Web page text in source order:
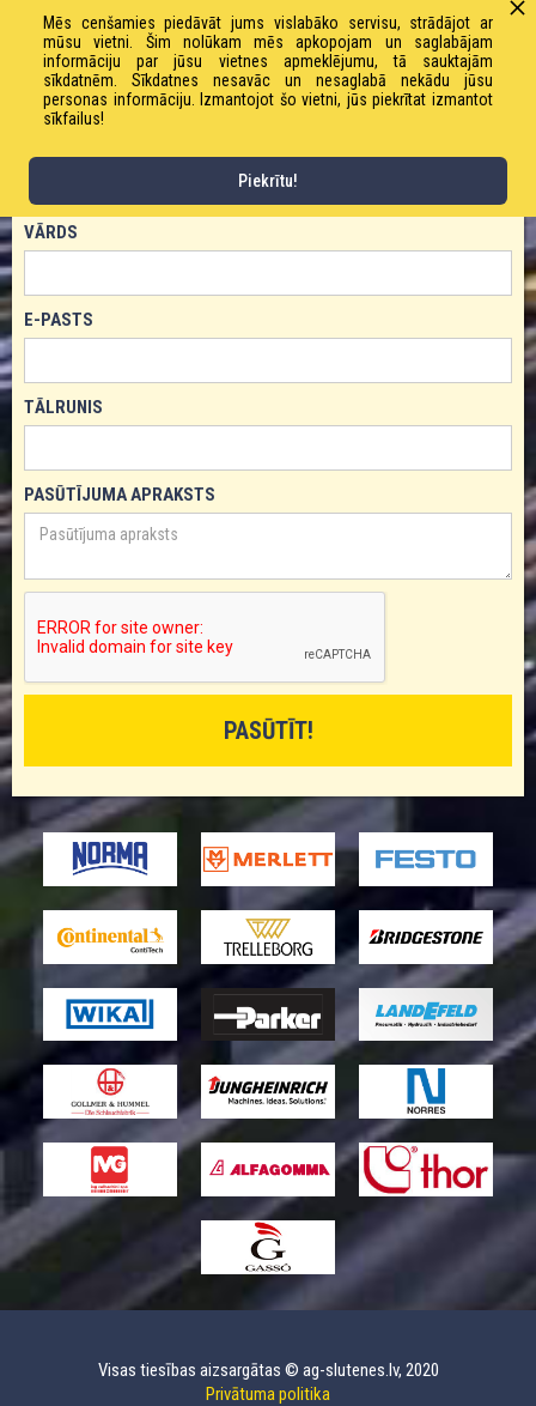
PA-12X10-NATUR
VĀRDS
E-PASTS
TĀLRUNIS
PASŪTĪJUMA APRAKSTS
Visas tiesības aizsargātas © ag-slutenes.lv, 2020
Privātuma politika
Mēs cenšamies piedāvāt jums vislabāko servisu, strādājot ar
mūsu vietni. Šim nolūkam mēs apkopojam un saglabājam
informāciju par jūsu vietnes apmeklējumu, tā sauktajām
sīkdatnēm. Sīkdatnes nesavāc un nesaglabā nekādu jūsu
personas informāciju. Izmantojot šo vietni, jūs piekrītat izmantot
sīkfailus!
Piekrītu!